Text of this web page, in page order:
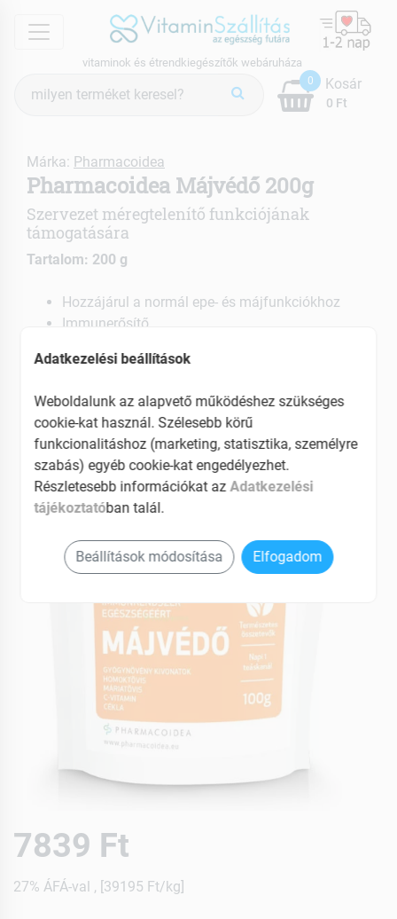
menu
vitaminok és étrendkiegészítők webáruháza
keresés
0
0 Ft
Kosár
Márka: Pharmacoidea
Pharmacoidea Májvédő 200g
Szervezet méregtelenítő funkciójának
támogatására
Tartalom: 200 g
Hozzájárul a normál epe- és májfunkciókhoz
Immunerősítő
7839 Ft
27% ÁFÁ-val , [39195 Ft/kg]
Adatkezelési beállítások
Weboldalunk az alapvető működéshez szükséges
cookie-kat használ. Szélesebb körű
funkcionalitáshoz (marketing, statisztika, személyre
szabás) egyéb cookie-kat engedélyezhet.
Részletesebb információkat azAdatkezelési
tájékoztatóban talál.
Beállítások módosítása Elfogadom